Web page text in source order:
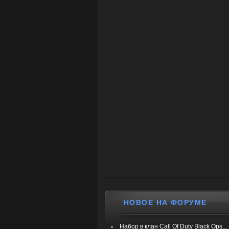
НОВОЕ НА ФОРУМЕ
Набор в клан Call Of Duty Black Ops...